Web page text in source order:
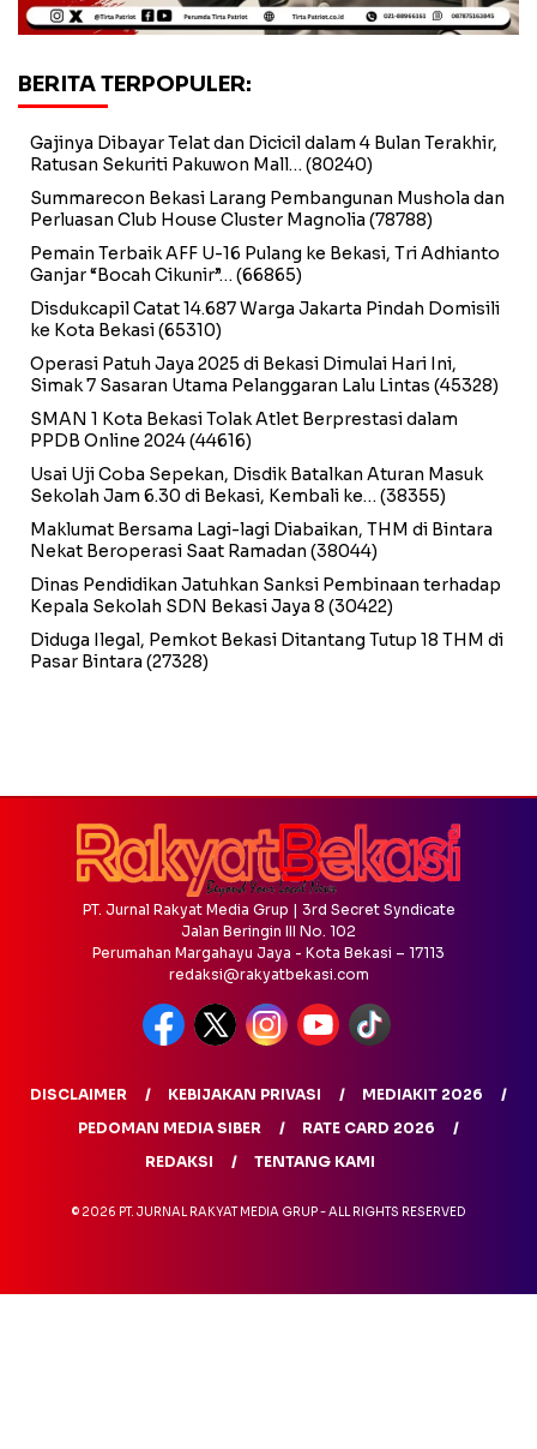
BERITA TERPOPULER:
Gajinya Dibayar Telat dan Dicicil dalam 4 Bulan Terakhir,
Ratusan Sekuriti Pakuwon Mall… (80240)
Summarecon Bekasi Larang Pembangunan Mushola dan
Perluasan Club House Cluster Magnolia (78788)
Pemain Terbaik AFF U-16 Pulang ke Bekasi, Tri Adhianto
Ganjar “Bocah Cikunir”… (66865)
Disdukcapil Catat 14.687 Warga Jakarta Pindah Domisili
ke Kota Bekasi(65310)
Operasi Patuh Jaya 2025 di Bekasi Dimulai Hari Ini,
Simak 7 Sasaran Utama Pelanggaran Lalu Lintas (45328)
SMAN 1 Kota Bekasi Tolak Atlet Berprestasi dalam
PPDB Online 2024(44616)
Usai Uji Coba Sepekan, Disdik Batalkan Aturan Masuk
Sekolah Jam 6.30 di Bekasi, Kembali ke… (38355)
Maklumat Bersama Lagi-lagi Diabaikan, THM di Bintara
Nekat Beroperasi Saat Ramadan (38044)
Dinas Pendidikan Jatuhkan Sanksi Pembinaan terhadap
Kepala Sekolah SDN Bekasi Jaya 8 (30422)
Diduga Ilegal, Pemkot Bekasi Ditantang Tutup 18 THM di
Pasar Bintara (27328)
PT. Jurnal Rakyat Media Grup | 3rd Secret Syndicate
Jalan Beringin III No. 102
Perumahan Margahayu Jaya - Kota Bekasi – 17113
redaksi@rakyatbekasi.com
DISCLAIMER KEBIJAKAN PRIVASI
MEDIAKIT 2026
PEDOMAN MEDIA SIBER
RATE CARD 2026
REDAKSI
TENTANG KAMI
© 2026 PT. JURNAL RAKYAT MEDIA GRUP - ALL RIGHTS RESERVED